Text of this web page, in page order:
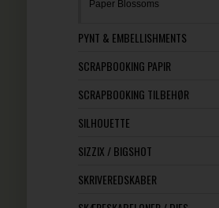
Paper Blossoms
PYNT & EMBELLISHMENTS
SCRAPBOOKING PAPIR
SCRAPBOOKING TILBEHØR
SILHOUETTE
SIZZIX / BIGSHOT
SKRIVEREDSKABER